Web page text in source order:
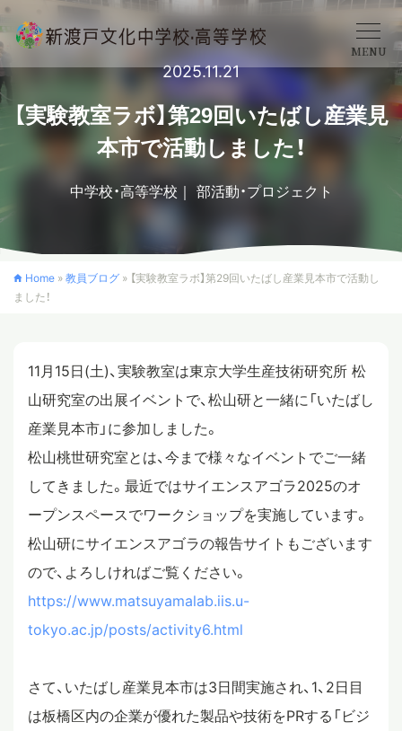
学校概要
中学校
入学案内
クロスカリキュラム
スタディツアー
ニュース
教員ブログ
在校生・保護者・卒業生の方へ
MENU
2025.11.21
【実験教室ラボ】第29回いたばし産業見
本市で活動しました！
中学校・高等学校 部活動・プロジェクト
Home » 教員ブログ » 【実験教室ラボ】第29回いたばし産業見本市で活動し
ました！
11月15日(土)、実験教室は東京大学生産技術研究所 松
山研究室の出展イベントで、松山研と一緒に「いたばし
産業見本市」に参加しました。
松山桃世研究室とは、今まで様々なイベントでご一緒
してきました。最近ではサイエンスアゴラ2025のオ
ープンスペースでワークショップを実施しています。
松山研にサイエンスアゴラの報告サイトもございます
ので、よろしければご覧ください。
https://www.matsuyamalab.iis.u-
tokyo.ac.jp/posts/activity6.html
さて、いたばし産業見本市は3日間実施され、1、2日目
は板橋区内の企業が優れた製品や技術をPRする「ビジ